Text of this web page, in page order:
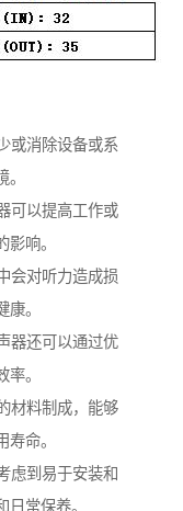
或消除设备或系
可以提高工作或
响。
会对听力造成损
。
器还可以通过优
。
材料制成，能够
命。
虑到易于安装和
常保养。